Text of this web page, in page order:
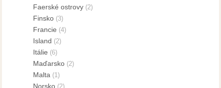
Faerské ostrovy (2)
Finsko (3)
Francie (4)
Island (2)
Itálie (6)
Maďarsko (2)
Malta (1)
Norsko (2)